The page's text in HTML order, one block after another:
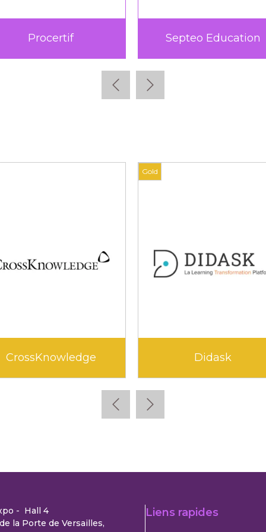
Procertif Septeo Education
CrossKnowledge
Gold
Didask
- Hall 4
la Porte de Versailles,
Liens rapides